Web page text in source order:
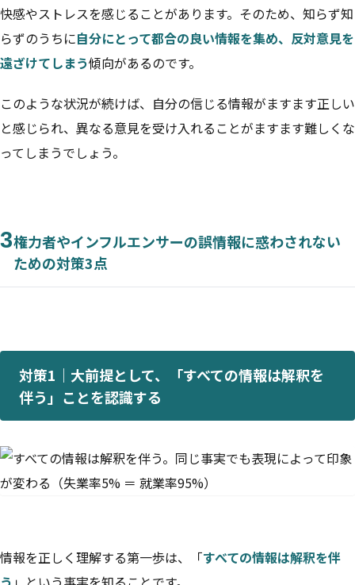
快感やストレスを感じることがあります。そのため、知らず知
らずのうちに自分にとって都合の良い情報を集め、反対意見を
遠ざけてしまう傾向があるのです。
このような状況が続けば、自分の信じる情報がますます正しい
と感じられ、異なる意見を受け入れることがますます難しくな
ってしまうでしょう。
3権力者やインフルエンサーの誤情報に惑わされない
ための対策3点
対策1｜大前提として、「すべての情報は解釈を
伴う」ことを認識する
情報を正しく理解する第一歩は、「すべての情報は解釈を伴